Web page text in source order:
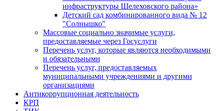
инфраструктуры Шелеховского района»
Детский сад комбинированного вида № 12
"Солнышко"
Массовые социально значимые услуги,
предоставляемые через Госуслуги
Перечень услуг, которые являются необходимыми
и обязательными
Перечень услуг, предоставляемых
муниципальными учреждениями и другими
организациями
Антикоррупционная деятельность
КРП